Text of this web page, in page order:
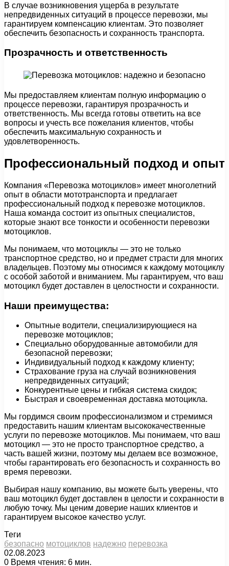
В случае возникновения ущерба в результате
непредвиденных ситуаций в процессе перевозки, мы
гарантируем компенсацию клиентам. Это позволяет
обеспечить безопасность и сохранность транспорта.
Прозрачность и ответственность
Мы предоставляем клиентам полную информацию о
процессе перевозки, гарантируя прозрачность и
ответственность. Мы всегда готовы ответить на все
вопросы и учесть все пожелания клиентов, чтобы
обеспечить максимальную сохранность и
удовлетворенность.
Профессиональный подход и опыт
Компания «Перевозка мотоциклов» имеет многолетний
опыт в области мототранспорта и предлагает
профессиональный подход к перевозке мотоциклов.
Наша команда состоит из опытных специалистов,
которые знают все тонкости и особенности перевозки
мотоциклов.
Мы понимаем, что мотоциклы — это не только
транспортное средство, но и предмет страсти для многих
владельцев. Поэтому мы относимся к каждому мотоциклу
с особой заботой и вниманием. Мы гарантируем, что ваш
мотоцикл будет доставлен в целостности и сохранности.
Наши преимущества:
Опытные водители, специализирующиеся на
перевозке мотоциклов;
Специально оборудованные автомобили для
безопасной перевозки;
Индивидуальный подход к каждому клиенту;
Страхование груза на случай возникновения
непредвиденных ситуаций;
Конкурентные цены и гибкая система скидок;
Быстрая и своевременная доставка мотоцикла.
Мы гордимся своим профессионализмом и стремимся
предоставить нашим клиентам высококачественные
услуги по перевозке мотоциклов. Мы понимаем, что ваш
мотоцикл — это не просто транспортное средство, а
часть вашей жизни, поэтому мы делаем все возможное,
чтобы гарантировать его безопасность и сохранность во
время перевозки.
Выбирая нашу компанию, вы можете быть уверены, что
ваш мотоцикл будет доставлен в целости и сохранности в
любую точку. Мы ценим доверие наших клиентов и
гарантируем высокое качество услуг.
Теги
безопасно мотоциклов надежно перевозка
02.08.2023
0 Время чтения: 6 мин.